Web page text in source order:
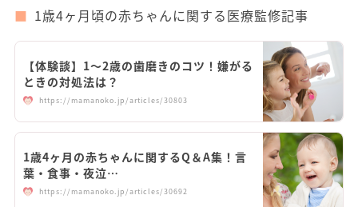
1歳4ヶ月頃の赤ちゃんに関する医療監修記事
【体験談】1～2歳の歯磨きのコツ！嫌がる
ときの対処法は？
https://mamanoko.jp/articles/30803
1歳4ヶ月の赤ちゃんに関するQ＆A集！言
葉・食事・夜泣…
https://mamanoko.jp/articles/30692